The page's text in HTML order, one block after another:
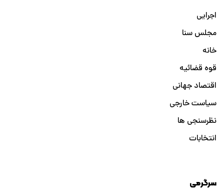
اجرایی
مجلس سنا
خانه
قوه قضائیه
اقتصاد جهانی
سیاست خارجی
نظرسنجی ها
انتخابات
سرگرمی